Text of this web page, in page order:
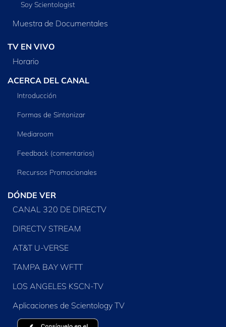
Soy Scientologist
Muestra de Documentales
TV EN VIVO
Horario
ACERCA DEL CANAL
Introducción
Formas de Sintonizar
Mediaroom
Feedback (comentarios)
Recursos Promocionales
DÓNDE VER
CANAL 320 DE DIRECTV
DIRECTV STREAM
AT&T U-VERSE
TAMPA BAY WFTT
LOS ANGELES KSCN-TV
Aplicaciones de Scientology TV